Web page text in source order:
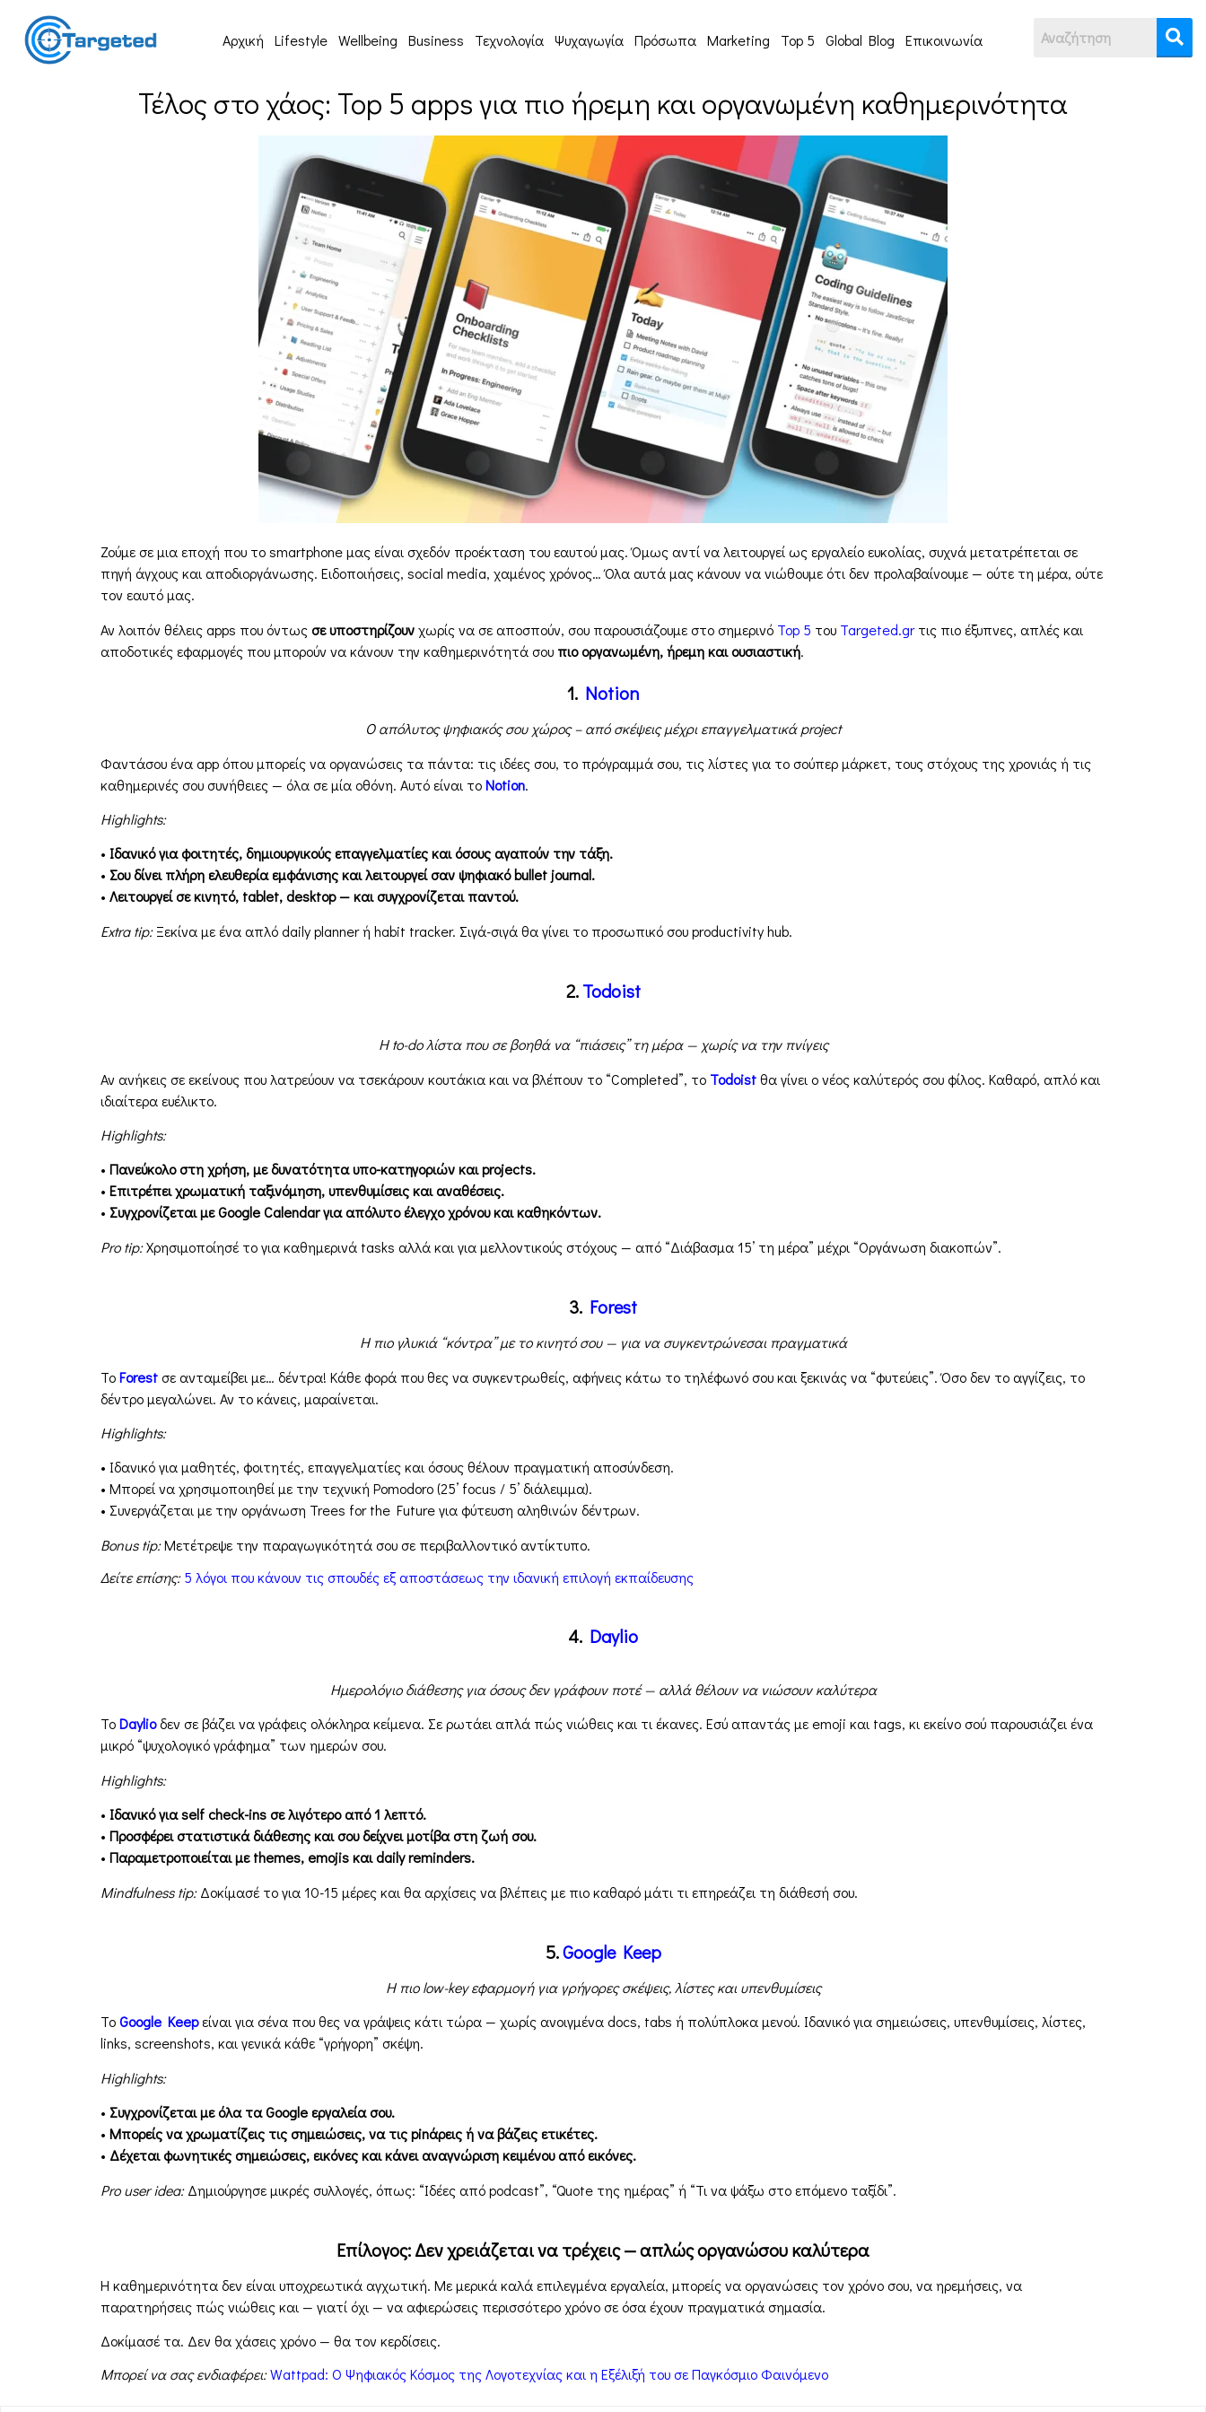
Αρχική Lifestyle Wellbeing Business Τεχνολογία Ψυχαγωγία Πρόσωπα Marketing Top 5 Global Blog Επικοινωνία
Τέλος στο χάος: Top 5 apps για πιο ήρεμη και οργανωμένη καθημερινότητα
Ζούμε σε μια εποχή που το smartphone μας είναι σχεδόν προέκταση του εαυτού μας. Όμως αντί να λειτουργεί ως εργαλείο ευκολίας, συχνά μετατρέπεται σε
πηγή άγχους και αποδιοργάνωσης. Ειδοποιήσεις, social media, χαμένος χρόνος… Όλα αυτά μας κάνουν να νιώθουμε ότι δεν προλαβαίνουμε — ούτε τη μέρα, ούτε
τον εαυτό μας.
Αν λοιπόν θέλεις apps που όντωςσε υποστηρίζουνχωρίς να σε αποσπούν, σου παρουσιάζουμε στο σημερινό Top 5 του Targeted.grτις πιο έξυπνες, απλές και
αποδοτικές εφαρμογές που μπορούν να κάνουν την καθημερινότητά σου πιο οργανωμένη, ήρεμη και ουσιαστική.
1. Notion
Ο απόλυτος ψηφιακός σου χώρος – από σκέψεις μέχρι επαγγελματικά project
Φαντάσου ένα app όπου μπορείς να οργανώσεις τα πάντα: τις ιδέες σου, το πρόγραμμά σου, τις λίστες για το σούπερ μάρκετ, τους στόχους της χρονιάς ή τις
καθημερινές σου συνήθειες — όλα σε μία οθόνη. Αυτό είναι τοNotion.
Highlights:
• Ιδανικό για φοιτητές, δημιουργικούς επαγγελματίες και όσους αγαπούν την τάξη.
• Σου δίνει πλήρη ελευθερία εμφάνισης και λειτουργεί σαν ψηφιακό bullet journal.
• Λειτουργεί σε κινητό, tablet, desktop — και συγχρονίζεται παντού.
Extra tip:Ξεκίνα με ένα απλό daily planner ή habit tracker. Σιγά-σιγά θα γίνει το προσωπικό σου productivity hub.
2.Todoist
Η to-do λίστα που σε βοηθά να “πιάσεις” τη μέρα — χωρίς να την πνίγεις
Αν ανήκεις σε εκείνους που λατρεύουν να τσεκάρουν κουτάκια και να βλέπουν το “Completed”, το Todoistθα γίνει ο νέος καλύτερός σου φίλος. Καθαρό, απλό και
ιδιαίτερα ευέλικτο.
Highlights:
• Πανεύκολο στη χρήση, με δυνατότητα υπο-κατηγοριών και projects.
• Επιτρέπει χρωματική ταξινόμηση, υπενθυμίσεις και αναθέσεις.
• Συγχρονίζεται με Google Calendar για απόλυτο έλεγχο χρόνου και καθηκόντων.
Pro tip:Χρησιμοποίησέ το για καθημερινά tasks αλλά και για μελλοντικούς στόχους — από “Διάβασμα 15’ τη μέρα” μέχρι “Οργάνωση διακοπών”.
3. Forest
Η πιο γλυκιά “κόντρα” με το κινητό σου — για να συγκεντρώνεσαι πραγματικά
ΤοForestσε ανταμείβει με… δέντρα! Κάθε φορά που θες να συγκεντρωθείς, αφήνεις κάτω το τηλέφωνό σου και ξεκινάς να “φυτεύεις”. Όσο δεν το αγγίζεις, το
δέντρο μεγαλώνει. Αν το κάνεις, μαραίνεται.
Highlights:
• Ιδανικό για μαθητές, φοιτητές, επαγγελματίες και όσους θέλουν πραγματική αποσύνδεση.
• Μπορεί να χρησιμοποιηθεί με την τεχνική Pomodoro (25’ focus / 5’ διάλειμμα).
• Συνεργάζεται με την οργάνωση Trees for the Future για φύτευση αληθινών δέντρων.
Bonus tip:Μετέτρεψε την παραγωγικότητά σου σε περιβαλλοντικό αντίκτυπο.
Δείτε επίσης: 5 λόγοι που κάνουν τις σπουδές εξ αποστάσεως την ιδανική επιλογή εκπαίδευσης
4. Daylio
Ημερολόγιο διάθεσης για όσους δεν γράφουν ποτέ — αλλά θέλουν να νιώσουν καλύτερα
ΤοDaylioδεν σε βάζει να γράφεις ολόκληρα κείμενα. Σε ρωτάει απλά πώς νιώθεις και τι έκανες. Εσύ απαντάς με emoji και tags, κι εκείνο σού παρουσιάζει ένα
μικρό “ψυχολογικό γράφημα” των ημερών σου.
Highlights:
• Ιδανικό για self check-ins σε λιγότερο από 1 λεπτό.
• Προσφέρει στατιστικά διάθεσης και σου δείχνει μοτίβα στη ζωή σου.
• Παραμετροποιείται με themes, emojis και daily reminders.
Mindfulness tip:Δοκίμασέ το για 10-15 μέρες και θα αρχίσεις να βλέπεις με πιο καθαρό μάτι τι επηρεάζει τη διάθεσή σου.
5.Google Keep
Η πιο low-key εφαρμογή για γρήγορες σκέψεις, λίστες και υπενθυμίσεις
ΤοGoogle Keepείναι για σένα που θες να γράψεις κάτι τώρα — χωρίς ανοιγμένα docs, tabs ή πολύπλοκα μενού. Ιδανικό για σημειώσεις, υπενθυμίσεις, λίστες,
links, screenshots, και γενικά κάθε “γρήγορη” σκέψη.
Highlights:
• Συγχρονίζεται με όλα τα Google εργαλεία σου.
• Μπορείς να χρωματίζεις τις σημειώσεις, να τις pinάρεις ή να βάζεις ετικέτες.
• Δέχεται φωνητικές σημειώσεις, εικόνες και κάνει αναγνώριση κειμένου από εικόνες.
Pro user idea:Δημιούργησε μικρές συλλογές, όπως: “Ιδέες από podcast”, “Quote της ημέρας” ή “Τι να ψάξω στο επόμενο ταξίδι”.
Επίλογος: Δεν χρειάζεται να τρέχεις — απλώς οργανώσου καλύτερα
Η καθημερινότητα δεν είναι υποχρεωτικά αγχωτική. Με μερικά καλά επιλεγμένα εργαλεία, μπορείς να οργανώσεις τον χρόνο σου, να ηρεμήσεις, να
παρατηρήσεις πώς νιώθεις και — γιατί όχι — να αφιερώσεις περισσότερο χρόνο σε όσα έχουν πραγματικά σημασία.
Δοκίμασέ τα. Δεν θα χάσεις χρόνο — θα τον κερδίσεις.
Μπορεί να σας ενδιαφέρει:Wattpad: Ο Ψηφιακός Κόσμος της Λογοτεχνίας και η Εξέλιξή του σε Παγκόσμιο Φαινόμενο